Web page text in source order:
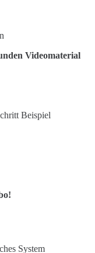
Videomaterial
Beispiel
System